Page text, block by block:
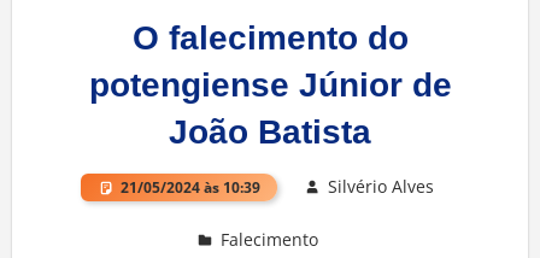
O falecimento do
potengiense Júnior de
João Batista
21/05/2024 às 10:39 Silvério Alves
Falecimento